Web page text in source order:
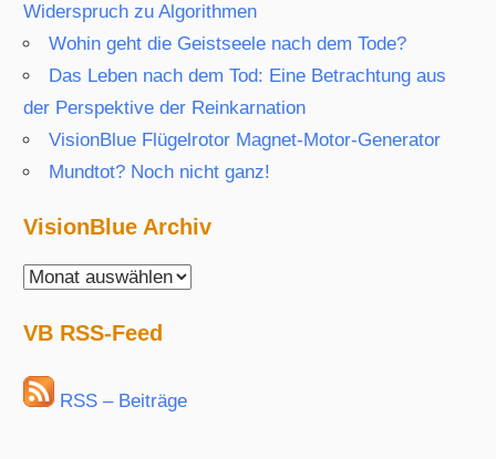
Widerspruch zu Algorithmen
Wohin geht die Geistseele nach dem Tode?
Das Leben nach dem Tod: Eine Betrachtung aus
der Perspektive der Reinkarnation
VisionBlue Flügelrotor Magnet-Motor-Generator
Mundtot? Noch nicht ganz!
VisionBlue Archiv
VisionBlue
VB RSS-Feed
RSS – Beiträge